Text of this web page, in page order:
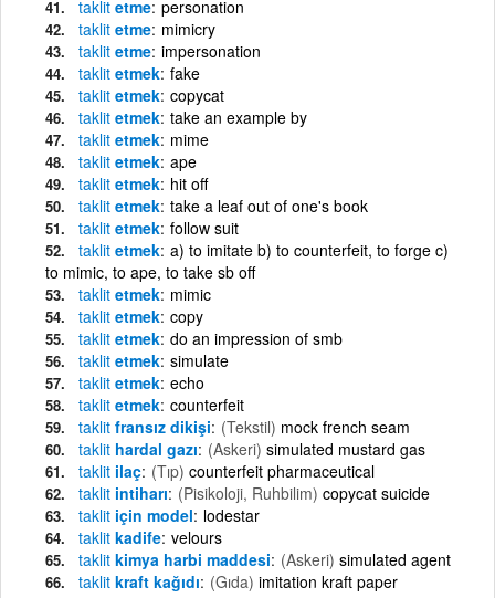
taklit etme personation
taklit etme mimicry
taklit etme impersonation
taklit etmek fake
taklit etmek copycat
taklit etmek take an example by
taklit etmek mime
taklit etmek ape
taklit etmek hit off
taklit etmek take a leaf out of one's book
taklit etmek follow suit
taklit etmek a) to imitate b) to counterfeit, to forge c)
to mimic, to ape, to take sb off
taklit etmek mimic
taklit etmek copy
taklit etmek do an impression of smb
taklit etmek simulate
taklit etmek echo
taklit etmek counterfeit
taklit fransız dikişi (Tekstil) mock french seam
taklit hardal gazı (Askeri) simulated mustard gas
taklit ilaç (Tıp) counterfeit pharmaceutical
taklit intiharı (Pisikoloji, Ruhbilim) copycat suicide
taklit için model lodestar
taklit kadife velours
taklit kimya harbi maddesi (Askeri) simulated agent
taklit kraft kağıdı (Gıda) imitation kraft paper